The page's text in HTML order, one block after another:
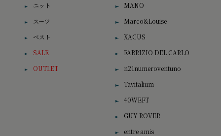
ニット
スーツ
ベスト
SALE
OUTLET
MANO
Marco&Louise
XACUS
FABRIZIO DEL CARLO
n21numeroventuno
Tavitalium
40WEFT
GUY ROVER
entre amis